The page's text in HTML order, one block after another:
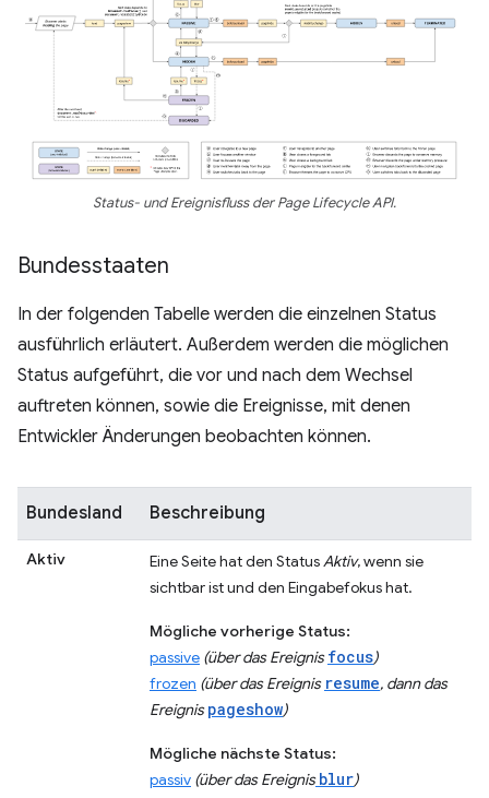
Status- und Ereignisfluss der Page Lifecycle API.
Bundesstaaten
In der folgenden Tabelle werden die einzelnen Status
ausführlich erläutert. Außerdem werden die möglichen
Status aufgeführt, die vor und nach dem Wechsel
auftreten können, sowie die Ereignisse, mit denen
Entwickler Änderungen beobachten können.
Bundesland Beschreibung
Aktiv Eine Seite hat den StatusAktiv, wenn sie
sichtbar ist und den Eingabefokus hat.
Mögliche vorherige Status:
passive (über das Ereignisfocus)
frozen (über das Ereignis resume, dann das
Ereignispageshow)
Mögliche nächste Status:
passiv (über das Ereignis blur)